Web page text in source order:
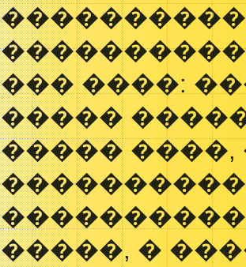
��� ����:
�����
�����
�����, �